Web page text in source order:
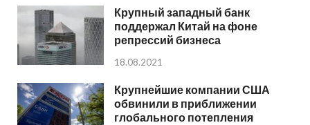
Крупный западный банк
поддержал Китай на фоне
репрессий бизнеса
18.08.2021
Крупнейшие компании США
обвинили в приближении
глобального потепления